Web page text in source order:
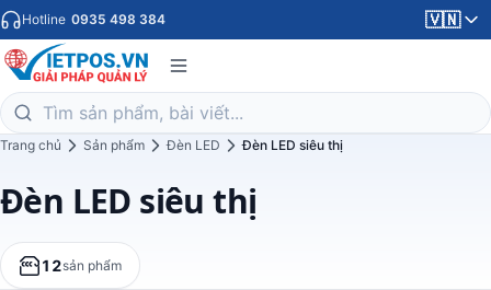
Hotline 0935 498 384 🇻🇳
Trang chủ Sản phẩm Đèn LED Đèn LED siêu thị
Đèn LED siêu thị
12sản phẩm